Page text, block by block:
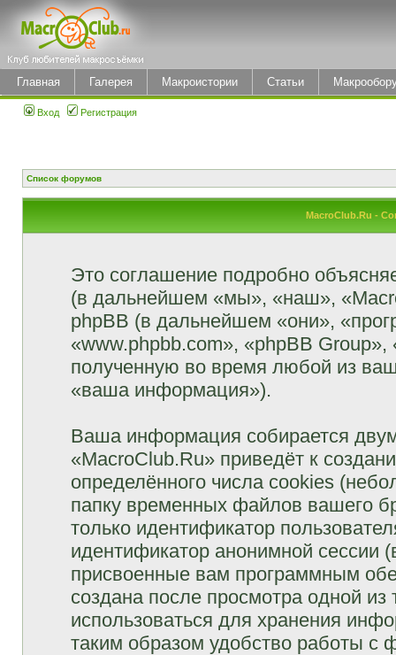
Главная Галерея Макроистории Статьи
Вход Регистрация
Список форумов
MacroClub.Ru -
Это соглашение подробно
(в дальнейшем «мы», «наш»,
phpBB (в дальнейшем «они»,
«www.phpbb.com», «phpBB
полученную во время любой из
«ваша информация»).
Ваша информация собирается
«MacroClub.Ru» приведёт к
определённого числа cookies
папку временных файлов вашего
только идентификатор
идентификатор анонимной сессии
присвоенные вам программным
создана после просмотра одной
использоваться для хранения
таким образом удобство работы с